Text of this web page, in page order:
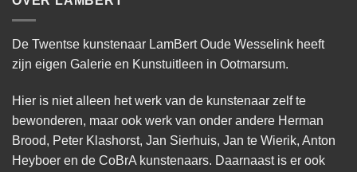
De Twentse kunstenaar LamBert Oude Wesselink heeft
zijn eigen Galerie en Kunstuitleen in Ootmarsum.
Hier is niet alleen het werk van de kunstenaar zelf te
bewonderen, maar ook werk van onder andere Herman
Brood, Peter Klashorst, Jan Sierhuis, Jan te Wierik, Anton
Heyboer en de CoBrA kunstenaars. Daarnaast is er ook